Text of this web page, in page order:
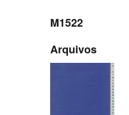
M1522
Arquivos